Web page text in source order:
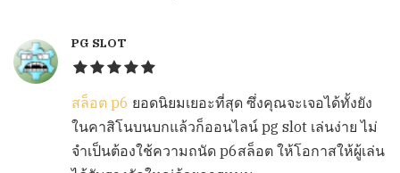
PG SLOT
สล็อต p6 ยอดนิยมเยอะที่สุด ซึ่งคุณจะเจอได้ทั้งยัง
ในคาสิโนบนบกแล้วก็ออนไลน์ pg slot เล่นง่าย ไม่
จำเป็นต้องใช้ความถนัด p6สล็อต ให้โอกาสให้ผู้เล่น